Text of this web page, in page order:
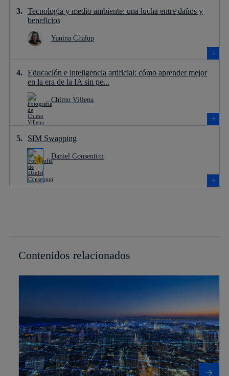
Tecnología y medio ambiente: una lucha entre daños y
beneficios
Yanina Chalup
Educación e inteligencia artificial: cómo aprender mejor
en la era de la IA sin pe...
Chimo Villena
SIM Swapping
Daniel Consentini
Contenidos relacionados